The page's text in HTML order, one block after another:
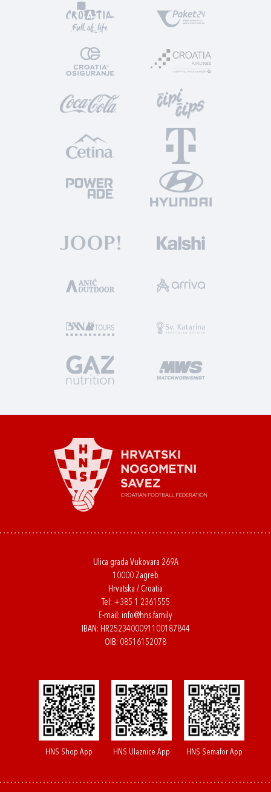
Ulica grada Vukovara 269A
10000 Zagreb
Hrvatska / Croatia
Tel: +385 1 2361555
E-mail: info@hns.family
IBAN: HR2523400091100187844
OIB: 08516152078
HNS Shop App HNS Ulaznice App HNS Semafor App